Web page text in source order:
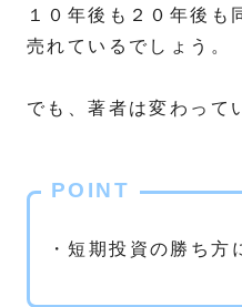
１０年後も２０年後も
売れているでしょう。
でも、著者は変わって
POINT
・短期投資の勝ち方